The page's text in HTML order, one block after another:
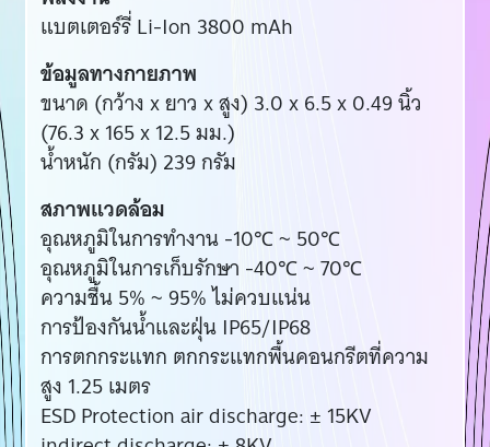
แบตเตอร์รี่ Li-Ion 3800 mAh
ข้อมูลทางกายภาพ
ขนาด (กว้าง x ยาว x สูง) 3.0 x 6.5 x 0.49 นิ้ว
(76.3 x 165 x 12.5 มม.)
น้ำหนัก (กรัม) 239 กรัม
สภาพแวดล้อม
อุณหภูมิในการทำงาน -10℃ ~ 50℃
อุณหภูมิในการเก็บรักษา -40℃ ~ 70℃
ความชื้น 5% ~ 95% ไม่ควบแน่น
การป้องกันน้ำและฝุ่น IP65/IP68
การตกกระแทก ตกกระแทกพื้นคอนกรีตที่ความ
สูง 1.25 เมตร
ESD Protection air discharge: ± 15KV